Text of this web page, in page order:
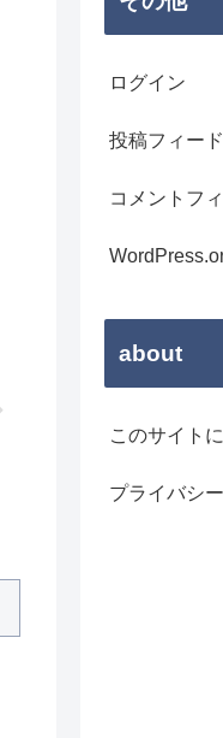
ログイン
投稿フィード
コメントフ
about
このサイト
プライバシ